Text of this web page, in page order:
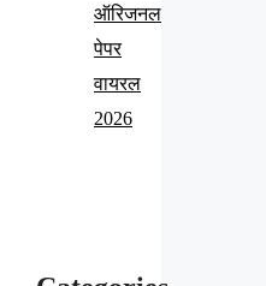
ऑरिजनल
पेपर
वायरल
2026